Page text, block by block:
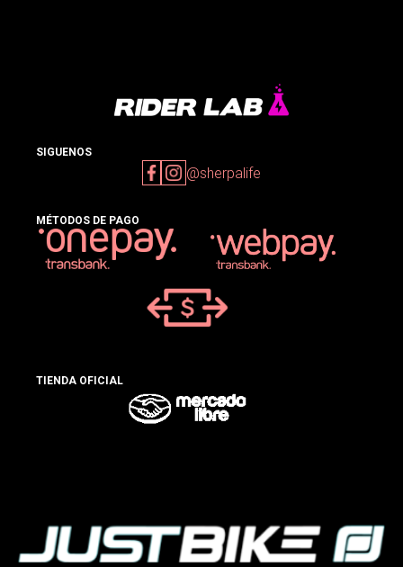
SIGUENOS
@sherpalife
MÉTODOS DE PAGO
TIENDA OFICIAL